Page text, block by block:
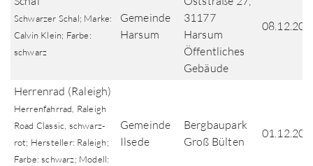
Schwarzer Schal; Marke:
Calvin Klein; Farbe:
schwarz
Gemeinde
Harsum
31177
Harsum
Öffentliches
Gebäude
Herrenrad (Raleigh)
Herrenfahrrad, Raleigh
Road Classic, schwarz-
rot; Hersteller: Raleigh;
Farbe: schwarz; Modell:
Gemeinde
Ilsede
Bergbaupark
Groß Bülten